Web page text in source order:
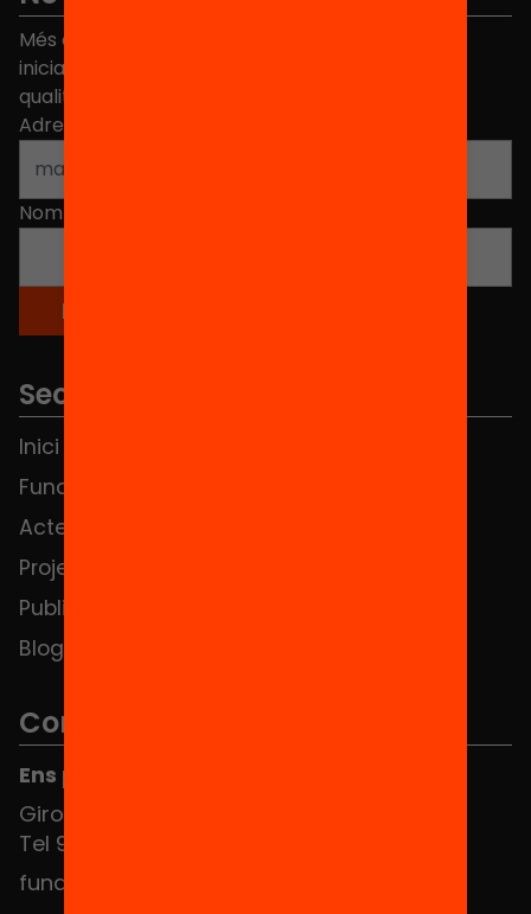
Més de 40.000 persones ja han triat Equitat. Rep
iniciatives, propostes i projectes per millorar la
qualitat de l'educació a Catalunya.
Adreça electrònica
Nom
Seccions
Inici
Fundació
Actes
Projectes
Publicacions i vídeos
Blog
Contacte
Ens pots trobar al Hub Social
Girona 34, interior 08010 Barcelona
Tel 934 588 700
fundacio@equitat.org